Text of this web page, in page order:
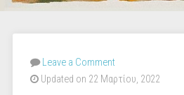
Leave a Comment
Updated on 22 Μαρτίου, 2022